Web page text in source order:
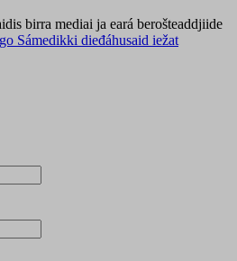
birra mediai ja eará berošteaddjiide
Sámedikki dieđáhusaid iežat